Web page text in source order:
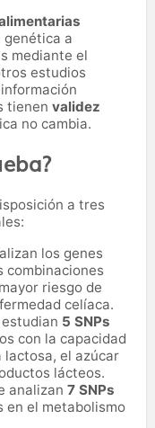
a
mediante el
estudios
tienen validez
no cambia.
a tres
los genes
combinaciones
riesgo de
celíaca.
estudian 5 SNPs
con la capacidad
lactosa, el azúcar
lácteos.
analizan 7 SNPs
en el metabolismo